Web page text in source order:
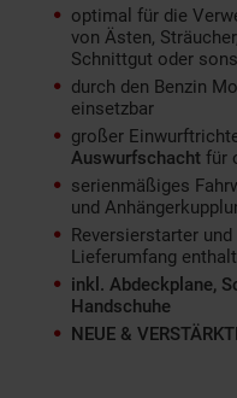
optimal für die
von Ästen,
Schnittgut oder
durch den Benzin
einsetzbar
großer
Auswurfschacht für
serienmäßiges
und
Reversierstarter
Lieferumfang
inkl. Abdeckplane,
Handschuhe
NEUE &